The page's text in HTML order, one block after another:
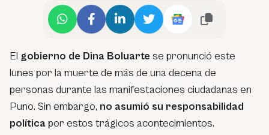
El gobierno de Dina Boluarte se pronunció este
lunes por la muerte de más de una decena de
personas durante las manifestaciones ciudadanas en
Puno. Sin embargo, no asumió su responsabilidad
política por estos trágicos acontecimientos.